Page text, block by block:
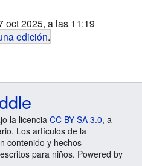
oct 2025, a las 11:19
edición.
la licencia CC BY-SA 3.0, a
Los artículos de la
contenido y hechos
para niños. Powered by